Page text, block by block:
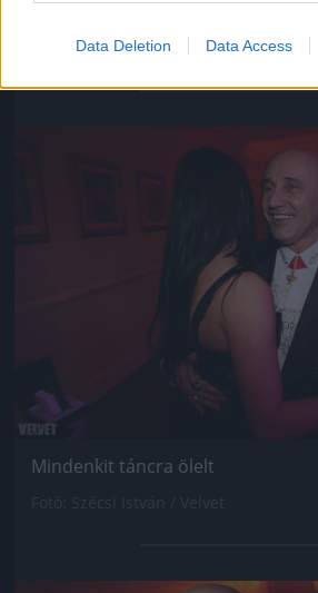
Data Deletion Data Access
Fotó: Szécsi István / Velvet
Jön még kép!
Mindenkit táncra ölelt